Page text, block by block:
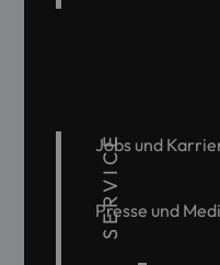
SERVICE
Jobs und
Presse und